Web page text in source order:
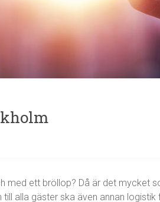
med ett bröllop? Då är det mycket
alla gäster ska även annan